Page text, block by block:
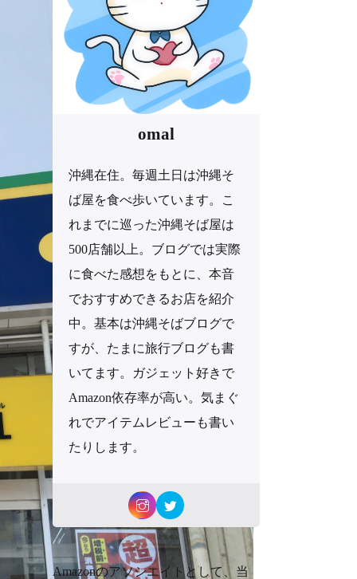
omal
沖縄在住。毎週土日は沖縄そ
ば屋を食べ歩いています。こ
れまでに巡った沖縄そば屋は
500店舗以上。ブログでは実際
に食べた感想をもとに、本音
でおすすめできるお店を紹介
中。基本は沖縄そばブログで
すが、たまに旅行ブログも書
いてます。ガジェット好きで
Amazon依存率が高い。気まぐ
れでアイテムレビューも書い
たりします。
Amazonのアソシエイトとして、当